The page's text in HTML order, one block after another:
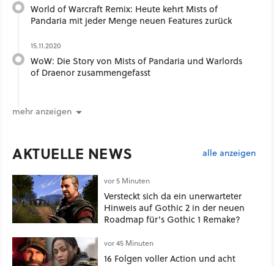
World of Warcraft Remix: Heute kehrt Mists of
Pandaria mit jeder Menge neuen Features zurück
15.11.2020
WoW: Die Story von Mists of Pandaria und Warlords
of Draenor zusammengefasst
mehr anzeigen
AKTUELLE NEWS alle anzeigen
vor 5 Minuten
Versteckt sich da ein unerwarteter
Hinweis auf Gothic 2 in der neuen
Roadmap für's Gothic 1 Remake?
vor 45 Minuten
16 Folgen voller Action und acht